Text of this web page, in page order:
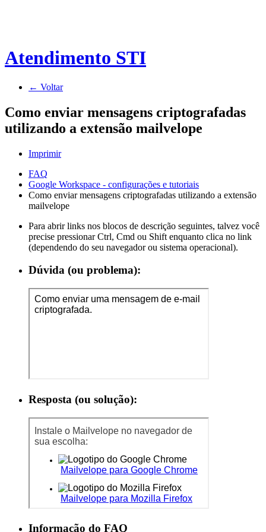
Atendimento STI
← Voltar
Como enviar mensagens criptografadas
utilizando a extensão mailvelope
Imprimir
FAQ
Google Workspace - configurações e tutoriais
Como enviar mensagens criptografadas utilizando a extensão
mailvelope
Para abrir links nos blocos de descrição seguintes, talvez você
precise pressionar Ctrl, Cmd ou Shift enquanto clica no link
(dependendo do seu navegador ou sistema operacional).
Dúvida (ou problema):
Resposta (ou solução):
Informação do FAQ